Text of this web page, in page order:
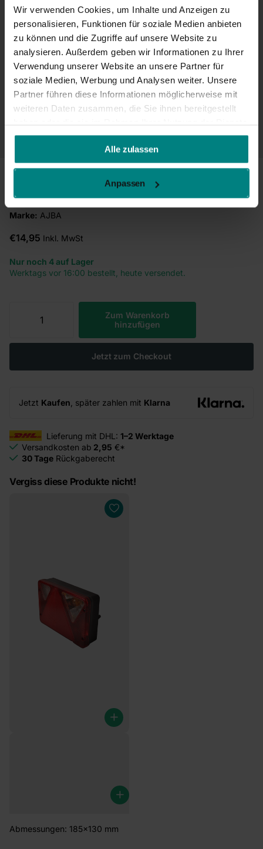
Wir verwenden Cookies, um Inhalte und Anzeigen zu
personalisieren, Funktionen für soziale Medien anbieten
zu können und die Zugriffe auf unsere Website zu
analysieren. Außerdem geben wir Informationen zu Ihrer
Verwendung unserer Website an unsere Partner für
soziale Medien, Werbung und Analysen weiter. Unsere
Partner führen diese Informationen möglicherweise mit
weiteren Daten zusammen, die Sie ihnen bereitgestellt
gesammelt haben.
Alle zulassen
Anpassen
Marke: AJBA
€14,95 Inkl. MwSt
Nur noch 4 auf Lager
Werktags vor 16:00 bestellt, heute versendet.
Zum Warenkorb
hinzufügen
Jetzt zum Checkout
Jetzt Kaufen , später zahlen mit Klarna
Lieferung mit DHL: 1–2 Werktage
Versandkosten ab 2,95 €*
30 Tage Rückgaberecht
Vergiss diese Produkte nicht!
Abmessungen: 185x130 mm